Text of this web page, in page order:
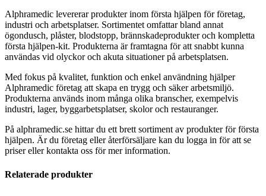
Alphramedic levererar produkter inom första hjälpen för företag,
industri och arbetsplatser. Sortimentet omfattar bland annat
ögondusch, plåster, blodstopp, brännskadeprodukter och kompletta
första hjälpen-kit. Produkterna är framtagna för att snabbt kunna
användas vid olyckor och akuta situationer på arbetsplatsen.
Med fokus på kvalitet, funktion och enkel användning hjälper
Alphramedic företag att skapa en trygg och säker arbetsmiljö.
Produkterna används inom många olika branscher, exempelvis
industri, lager, byggarbetsplatser, skolor och restauranger.
På alphramedic.se hittar du ett brett sortiment av produkter för första
hjälpen. Är du företag eller återförsäljare kan du logga in för att se
priser eller kontakta oss för mer information.
Relaterade produkter